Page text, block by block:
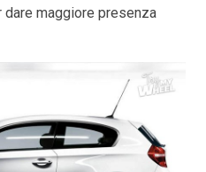
maggiore presenza